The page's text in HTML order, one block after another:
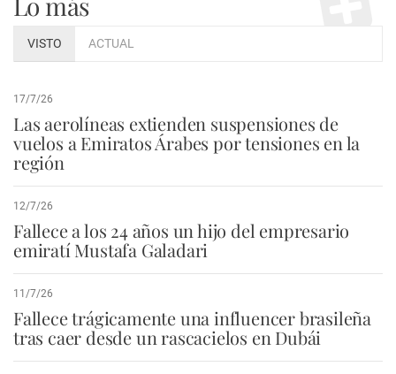
VISTO ACTUAL
17/7/26
Las aerolíneas extienden suspensiones de
vuelos a Emiratos Árabes por tensiones en la
región
12/7/26
Fallece a los 24 años un hijo del empresario
emiratí Mustafa Galadari
11/7/26
Fallece trágicamente una influencer brasileña
tras caer desde un rascacielos en Dubái